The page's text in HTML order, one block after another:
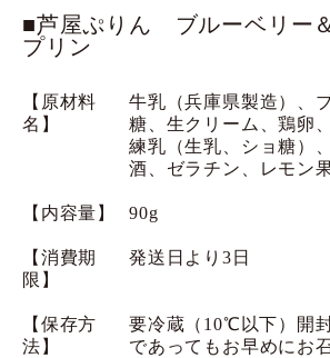
■芦屋ぷりん ブルーベリー
プリン
【原材料
名】
牛乳（兵庫県製造）、
糖、生クリーム、鶏卵
練乳（生乳、ショ糖）
酒、ゼラチン、レモン
【内容量】 90g
【消費期
限】
発送日より3日
【保存方
法】
要冷蔵（10℃以下）開
であってもお早めにお